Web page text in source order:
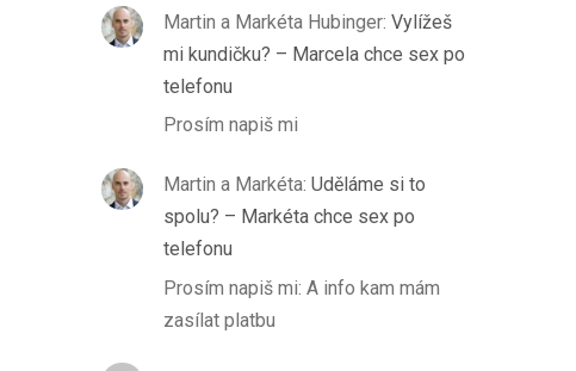
Martin a Markéta Hubinger:Vylížeš
mi kundičku? – Marcela chce sex po
telefonu
Prosím napiš mi
Martin a Markéta:Uděláme si to
spolu? – Markéta chce sex po
telefonu
Prosím napiš mi: A info kam mám
zasílat platbu